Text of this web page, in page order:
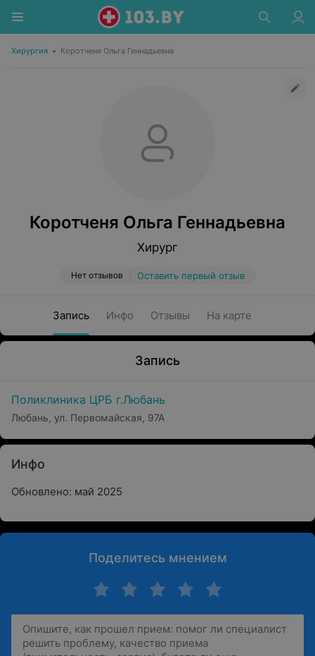
Хирургия • Коротченя Ольга Геннадьевна
Коротченя Ольга Геннадьевна
Хирург
Нет отзывов Оставить первый отзыв
Запись Инфо Отзывы На карте
Запись
Поликлиника ЦРБ г.Любань
Любань, ул. Первомайская, 97А
Инфо
Обновлено: май 2025
Поделитесь мнением